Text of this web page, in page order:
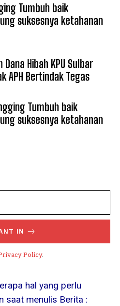
Tumbuh baik
suksesnya ketahanan
Hibah KPU Sulbar
APH Bertindak Tegas
Tumbuh baik
suksesnya ketahanan
IN
Policy.
hal yang perlu
saat menulis Berita :